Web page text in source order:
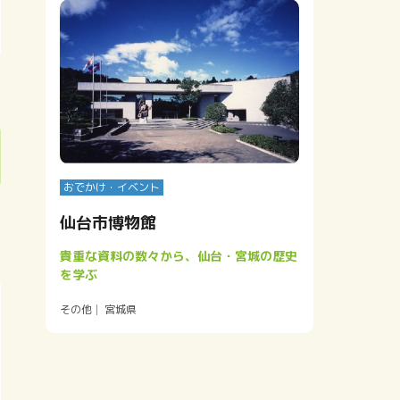
おでかけ・イベント
仙台市博物館
貴重な資料の数々から、仙台・宮城の歴史
を学ぶ
その他 宮城県